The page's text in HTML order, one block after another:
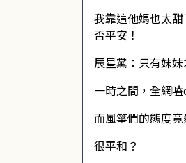
我靠這他媽也太
否平安！
辰星黨：只有妹
一時之間，全網
而風箏們的態度
很平和？